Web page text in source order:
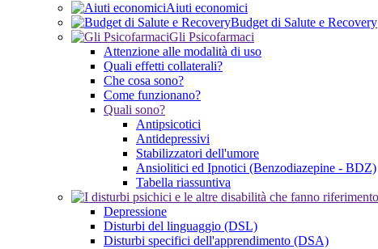
Aiuti economici
Budget di Salute e Recovery
Gli Psicofarmaci
Attenzione alle modalità di uso
Quali effetti collaterali?
Che cosa sono?
Come funzionano?
Quali sono?
Antipsicotici
Antidepressivi
Stabilizzatori dell'umore
Ansiolitici ed Ipnotici (Benzodiazepine - BDZ)
Tabella riassuntiva
Depressione
Disturbi del linguaggio (DSL)
Disturbi specifici dell'apprendimento (DSA)